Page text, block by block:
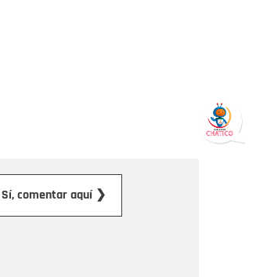
Sí, comentar aquí ❯